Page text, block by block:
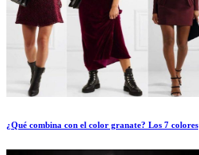
¿Qué combina con el color granate? Los 7 colores